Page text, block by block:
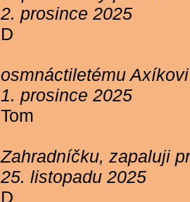
2. prosince 2025
D
osmnáctiletému
1. prosince 2025
Tom
Zahradníčku, zapaluji
25. listopadu 2025
D